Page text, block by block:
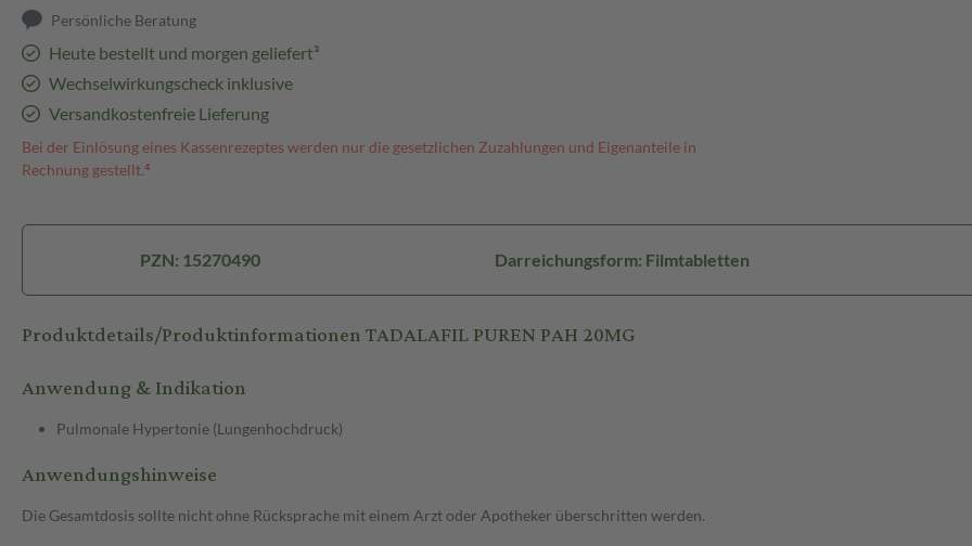
Persönliche Beratung
Heute bestellt und morgen geliefert³
Wechselwirkungscheck inklusive
Versandkostenfreie Lieferung
Bei der Einlösung eines Kassenrezeptes werden nur die gesetzlichen Zuzahlungen und Eigenanteile in
Rechnung gestellt.⁴
PZN: 15270490 Darreichungsform: Filmtabletten
Produktdetails/Produktinformationen TADALAFIL PUREN PAH 20MG
Anwendung & Indikation
Pulmonale Hypertonie (Lungenhochdruck)
Anwendungshinweise
Die Gesamtdosis sollte nicht ohne Rücksprache mit einem Arzt oder Apotheker überschritten werden.